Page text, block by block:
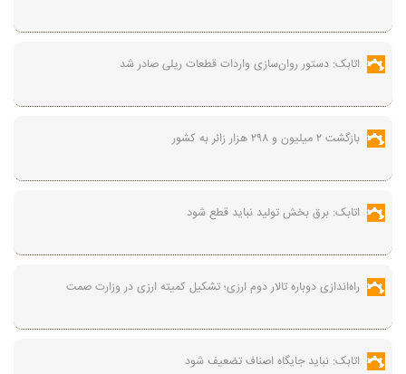
اتابک: دستور روان‌سازی واردات قطعات ریلی صادر شد
بازگشت ۲ میلیون و ۲۹۸ هزار زائر به کشور
اتابک: برق بخش تولید نباید قطع شود
راه‌اندازی دوباره تالار دوم ارزی؛ تشکیل کمیته ارزی در وزارت صمت
اتابک: نباید جایگاه اصناف تضعیف شود